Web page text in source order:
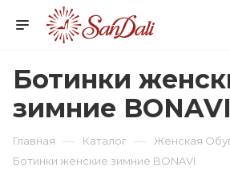
Ботинки
зимние BONAVI
Главная — Каталог — Женская
Ботинки женские зимние BONAVI